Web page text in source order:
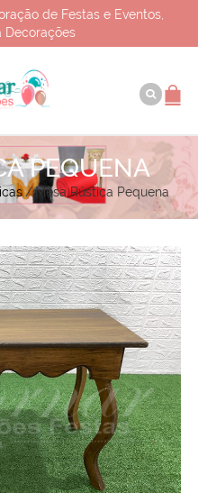
de Festas e Eventos,
Decorações
PEQUENA
/Mesa Rústica Pequena